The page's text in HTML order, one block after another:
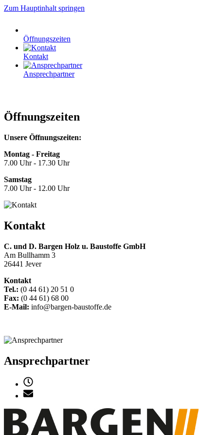
Zum Hauptinhalt springen
Öffnungszeiten
Kontakt
Ansprechpartner
Öffnungszeiten
Unsere Öffnungszeiten:
Montag - Freitag
7.00 Uhr - 17.30 Uhr
Samstag
7.00 Uhr - 12.00 Uhr
Kontakt
C. und D. Bargen Holz u. Baustoffe GmbH
Am Bullhamm 3
26441 Jever
Kontakt
Tel.: (0 44 61) 20 51 0
Fax: (0 44 61) 68 00
E-Mail: info@bargen-baustoffe.de
Ansprechpartner